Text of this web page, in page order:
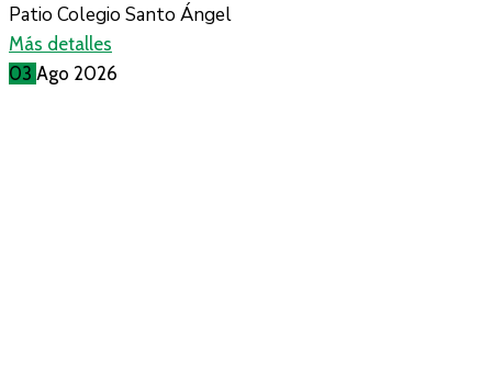
Patio Colegio Santo Ángel
Más detalles
03 Ago 2026